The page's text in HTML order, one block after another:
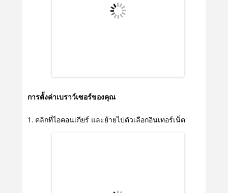
การตั้งค่าเบราว์เซอร์ของคุณ
คลิกที่ไอคอนเกียร์ และย้ายไปตัวเลือกอินเทอร์เน็ต